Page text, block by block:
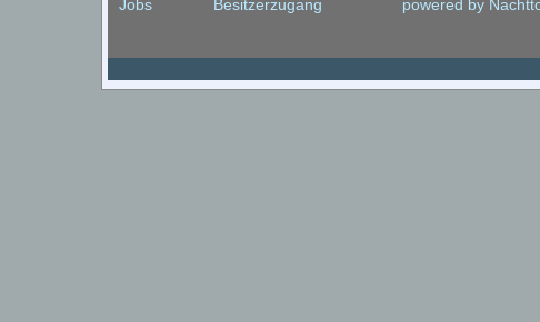
Jobs
Besitzerzugang
powered by